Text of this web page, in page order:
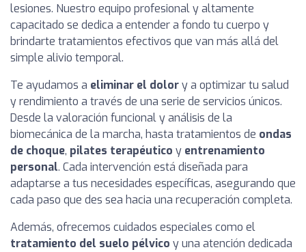
lesiones. Nuestro equipo profesional y altamente
capacitado se dedica a entender a fondo tu cuerpo y
brindarte tratamientos efectivos que van más allá del
simple alivio temporal.
Te ayudamos a eliminar el dolory a optimizar tu salud
y rendimiento a través de una serie de servicios únicos.
Desde la valoración funcional y análisis de la
biomecánica de la marcha, hasta tratamientos de ondas
de choque, pilates terapéutico y entrenamiento
personal. Cada intervención está diseñada para
adaptarse a tus necesidades específicas, asegurando que
cada paso que des sea hacia una recuperación completa.
Además, ofrecemos cuidados especiales como el
tratamiento del suelo pélvico y una atención dedicada